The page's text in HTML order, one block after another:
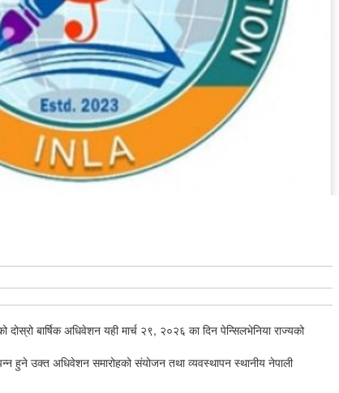
बार्षिक अधिवेशन यही मार्च २९, २०२६ का दिन पेन्सिलभेनिया राज्यको
हुने उक्त अधिवेशन समारोहको संयोजन तथा व्यवस्थापन स्थानीय नेपाली